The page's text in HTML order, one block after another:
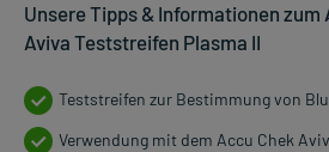
Unsere Tipps & Informationen
Aviva Teststreifen Plasma II
Teststreifen zur Bestimmung von
Verwendung mit dem Accu Chek